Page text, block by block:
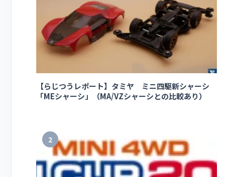
【らじつうレポート】タミヤ ミニ四駆新シャーシ
「MEシャーシ」（MA/VZシャーシとの比較あり）
2